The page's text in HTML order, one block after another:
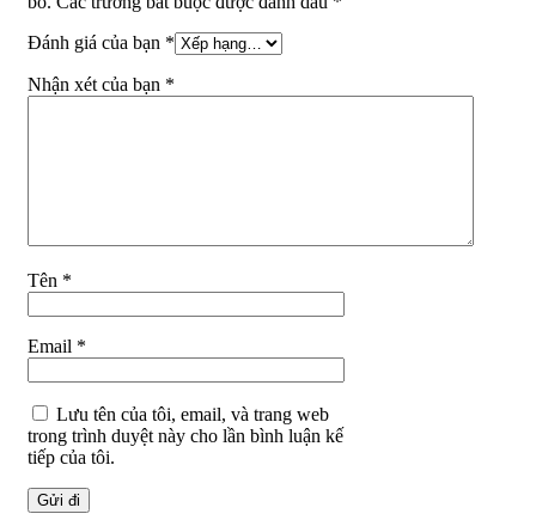
Đánh giá của bạn *
Nhận xét của bạn *
Tên *
Email *
Lưu tên của tôi, email, và trang web
trong trình duyệt này cho lần bình luận kế
tiếp của tôi.